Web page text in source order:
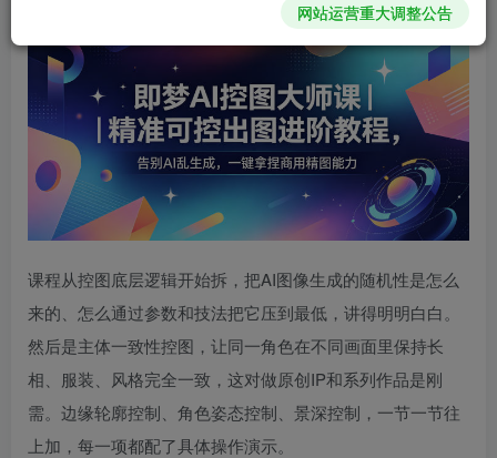
课程从控图底层逻辑开始拆，把AI图像生成的随机性是怎么
来的、怎么通过参数和技法把它压到最低，讲得明明白白。
然后是主体一致性控图，让同一角色在不同画面里保持长
相、服装、风格完全一致，这对做原创IP和系列作品是刚
需。边缘轮廓控制、角色姿态控制、景深控制，一节一节往
上加，每一项都配了具体操作演示。
网站运营重大调整公告